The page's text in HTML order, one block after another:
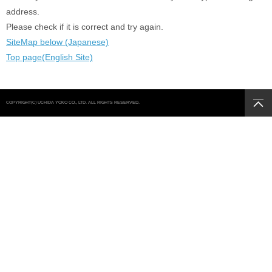
address.
Please check if it is correct and try again.
SiteMap below (Japanese)
Top page(English Site)
COPYRIGHT(C) UCHIDA YOKO CO., LTD. ALL RIGHTS RESERVED.